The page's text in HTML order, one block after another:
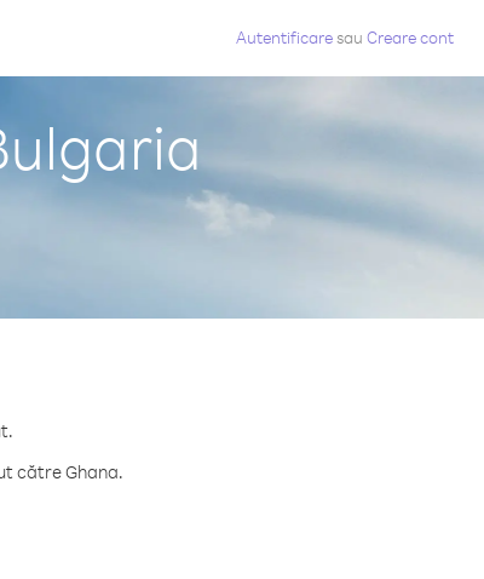
Autentificaresau Creare cont
către Ghana.